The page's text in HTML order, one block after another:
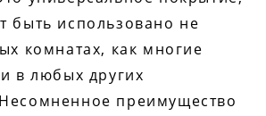
быть использовано не
комнатах, как многие
в любых других
преимущество